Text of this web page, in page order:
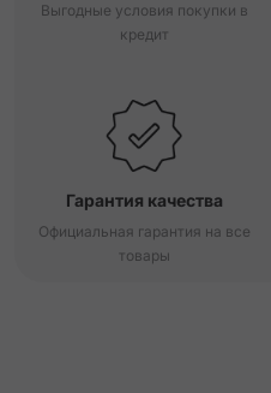
Выгодные условия покупки в
кредит
Гарантия качества
Официальная гарантия на все
товары